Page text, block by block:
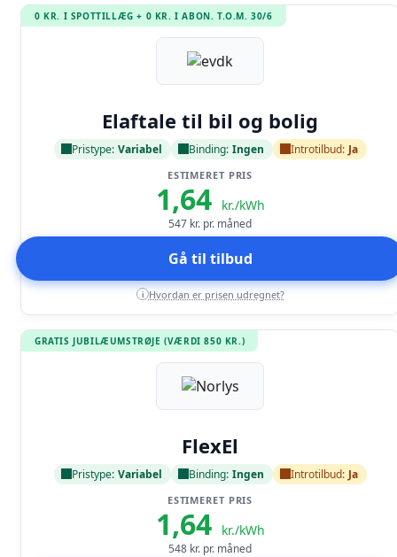
0 KR. I SPOTTILLÆG + 0 KR. I ABON. T.O.M. 30/6
Elaftale til bil og bolig
Pristype: Variabel Binding: Ingen Introtilbud: Ja
ESTIMERET PRIS
1,64 kr./kWh
547 kr. pr. måned
Gå til tilbud
i Hvordan er prisen udregnet?
GRATIS JUBILÆUMSTRØJE (VÆRDI 850 KR.)
FlexEl
Pristype: Variabel Binding: Ingen Introtilbud: Ja
ESTIMERET PRIS
1,64 kr./kWh
548 kr. pr. måned